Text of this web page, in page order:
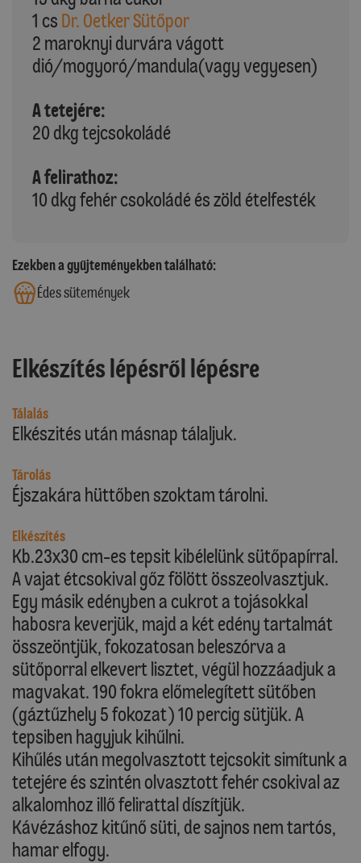
1 cs Dr. Oetker Sütőpor
2 maroknyi durvára vágott
dió/mogyoró/mandula(vagy vegyesen)
A tetejére:
20 dkg tejcsokoládé
A felirathoz:
10 dkg fehér csokoládé és zöld ételfesték
Ezekben a gyűjteményekben található:
Édes sütemények
Elkészítés lépésről lépésre
Tálalás
Elkészités után másnap tálaljuk.
Tárolás
Éjszakára hüttőben szoktam tárolni.
Elkészítés
Kb.23x30 cm-es tepsit kibélelünk sütőpapírral.
A vajat étcsokival gőz fölött összeolvasztjuk.
Egy másik edényben a cukrot a tojásokkal
habosra keverjük, majd a két edény tartalmát
összeöntjük, fokozatosan beleszórva a
sütőporral elkevert lisztet, végül hozzáadjuk a
magvakat. 190 fokra előmelegített sütőben
(gáztűzhely 5 fokozat) 10 percig sütjük. A
tepsiben hagyjuk kihűlni.
Kihűlés után megolvasztott tejcsokit simítunk a
tetejére és szintén olvasztott fehér csokival az
alkalomhoz illő felirattal díszítjük.
Kávézáshoz kitűnő süti, de sajnos nem tartós,
hamar elfogy.